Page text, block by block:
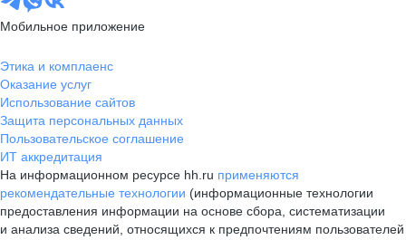
Мобильное приложение
Этика и комплаенс
Оказание услуг
Использование сайтов
Защита персональных данных
Пользовательское соглашение
ИТ аккредитация
На информационном ресурсе hh.ru применяются
рекомендательные технологии (информационные технологии
предоставления информации на основе сбора, систематизации
и анализа сведений, относящихся к предпочтениям пользователей